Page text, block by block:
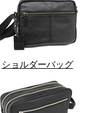
ショルダーバッグ